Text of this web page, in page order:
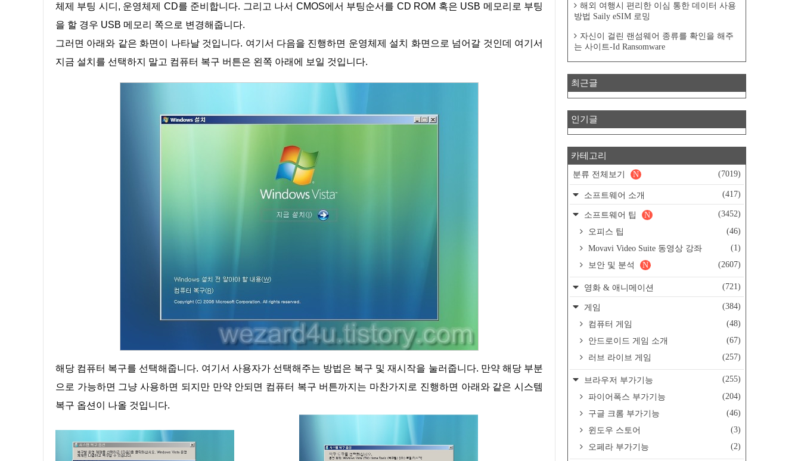
체제 부팅 시디, 운영체제 CD를 준비합니다. 그리고 나서 CMOS에서 부팅순서를 CD ROM 혹은 USB 메모리로 부팅
을 할 경우 USB 메모리 쪽으로 변경해줍니다.
그러면 아래와 같은 화면이 나타날 것입니다. 여기서 다음을 진행하면 운영체제 설치 화면으로 넘어갈 것인데 여기서
지금 설치를 선택하지 말고 컴퓨터 복구 버튼은 왼쪽 아래에 보일 것입니다.
해당 컴퓨터 복구를 선택해줍니다. 여기서 사용자가 선택해주는 방법은 복구 및 재시작을 눌러줍니다. 만약 해당 부분
으로 가능하면 그냥 사용하면 되지만 만약 안되면 컴퓨터 복구 버튼까지는 마찬가지로 진행하면 아래와 같은 시스템
복구 옵션이 나올 것입니다.
해외 여행시 편리한 이심 통한 데이터 사용
방법 Saily eSIM 로밍
자신이 걸린 랜섬웨어 종류를 확인을 해주
는 사이트-Id Ransomware
최근글
인기글
카테고리
분류 전체보기 (7019)
N
소프트웨어 소개 (417)
소프트웨어 팁 (3452)
N
오피스 팁
(46)
Movavi Video Suite 동영상 강좌
(1)
보안 및 분석
(2607)
N
영화 & 애니메이션 (721)
게임
(384)
컴퓨터 게임
(48)
안드로이드 게임 소개
(67)
러브 라이브 게임
(257)
브라우저 부가기능
(255)
파이어폭스 부가기능
(204)
구글 크롬 부가기능
(46)
윈도우 스토어
(3)
오페라 부가기능
(2)